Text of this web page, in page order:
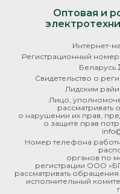
Оптовая и
Интернет-
Регистрационный
Беларусь
Свидетельство о
Лидским
Лицо,
рассматривать
о нарушении их прав,
о защите прав
Номер телефона
органов по
регистрации ООО
рассматривать
исполнительный